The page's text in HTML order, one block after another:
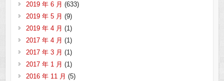
2019 年 6 月 (633)
2019 年 5 月 (9)
2019 年 4 月 (1)
2017 年 4 月 (1)
2017 年 3 月 (1)
2017 年 1 月 (1)
2016 年 11 月 (5)